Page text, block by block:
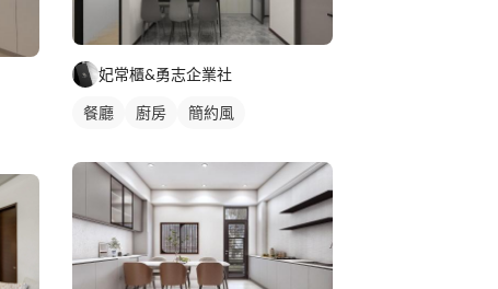
妃常櫃&勇志企業社
餐廳 廚房 簡約風